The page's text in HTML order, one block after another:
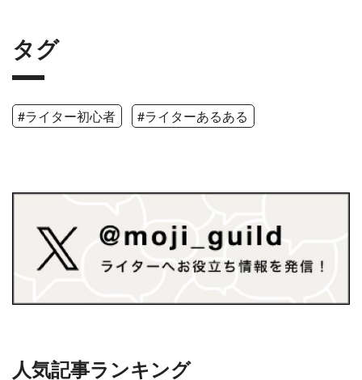
タグ
#ライター初心者 #ライターあるある
人気記事ランキング